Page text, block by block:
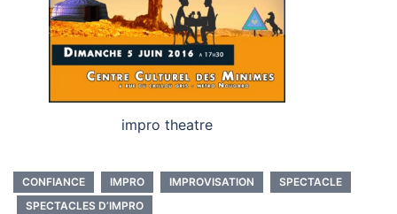
impro theatre
CONFIANCE IMPRO IMPROVISATION
SPECTACLE
SPECTACLES D’IMPRO